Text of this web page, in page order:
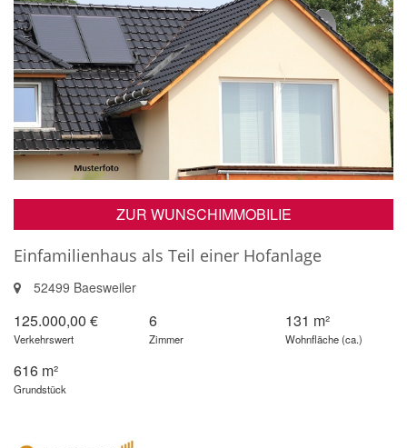
ZUR WUNSCHIMMOBILIE
Einfamilienhaus als Teil einer Hofanlage
52499 Baesweiler
125.000,00 €
Verkehrswert
6
Zimmer
131 m²
Wohnfläche (ca.)
616 m²
Grundstück